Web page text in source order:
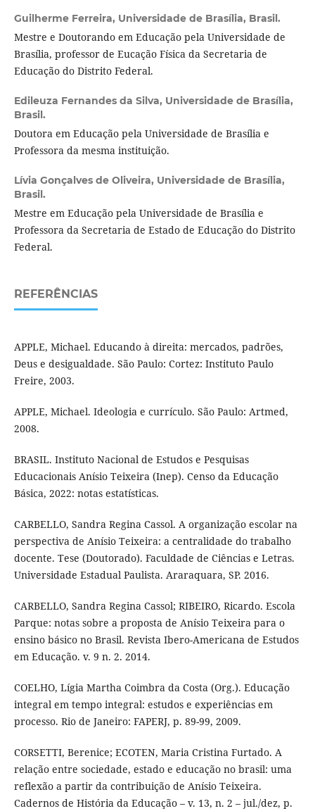
Guilherme Ferreira, Universidade de Brasília, Brasil.
Mestre e Doutorando em Educação pela Universidade de
Brasília, professor de Eucação Física da Secretaria de
Educação do Distrito Federal.
Edileuza Fernandes da Silva, Universidade de Brasília,
Brasil.
Doutora em Educação pela Universidade de Brasília e
Professora da mesma instituição.
Lívia Gonçalves de Oliveira, Universidade de Brasília,
Brasil.
Mestre em Educação pela Universidade de Brasília e
Professora da Secretaria de Estado de Educação do Distrito
Federal.
REFERÊNCIAS
APPLE, Michael. Educando à direita: mercados, padrões,
Deus e desigualdade. São Paulo: Cortez: Instituto Paulo
Freire, 2003.
APPLE, Michael. Ideologia e currículo. São Paulo: Artmed,
2008.
BRASIL. Instituto Nacional de Estudos e Pesquisas
Educacionais Anísio Teixeira (Inep). Censo da Educação
Básica, 2022: notas estatísticas.
CARBELLO, Sandra Regina Cassol. A organização escolar na
perspectiva de Anísio Teixeira: a centralidade do trabalho
docente. Tese (Doutorado). Faculdade de Ciências e Letras.
Universidade Estadual Paulista. Araraquara, SP. 2016.
CARBELLO, Sandra Regina Cassol; RIBEIRO, Ricardo. Escola
Parque: notas sobre a proposta de Anísio Teixeira para o
ensino básico no Brasil. Revista Ibero-Americana de Estudos
em Educação. v. 9 n. 2. 2014.
COELHO, Lígia Martha Coimbra da Costa (Org.). Educação
integral em tempo integral: estudos e experiências em
processo. Rio de Janeiro: FAPERJ, p. 89-99, 2009.
CORSETTI, Berenice; ECOTEN, Maria Cristina Furtado. A
relação entre sociedade, estado e educação no brasil: uma
reflexão a partir da contribuição de Anísio Teixeira.
Cadernos de História da Educação – v. 13, n. 2 – jul./dez, p.